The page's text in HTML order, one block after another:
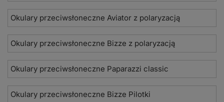
Okulary przeciwsłoneczne Aviator z polaryzacją
Okulary przeciwsłoneczne Bizze z polaryzacją
Okulary przeciwsłoneczne Paparazzi classic
Okulary przeciwsłoneczne Bizze Pilotki